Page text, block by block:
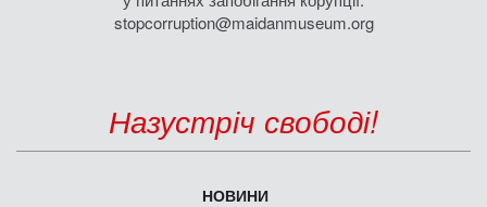
stopcorruption@maidanmuseum.org
Назустріч свободі!
НОВИНИ